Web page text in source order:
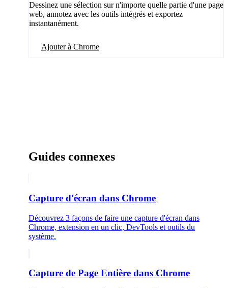
Dessinez une sélection sur n'importe quelle partie d'une page
web, annotez avec les outils intégrés et exportez
instantanément.
Ajouter à Chrome
Guides connexes
Capture d'écran dans Chrome
Découvrez 3 façons de faire une capture d'écran dans
Chrome, extension en un clic, DevTools et outils du
système.
Capture de Page Entière dans Chrome